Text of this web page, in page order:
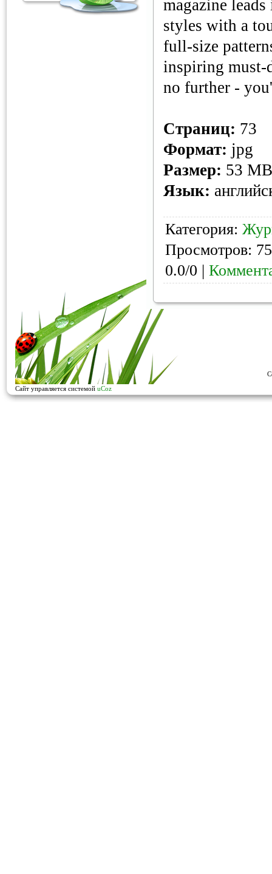
magazine
styles with a
full-size
inspiring must-
no further -
Страниц: 73
Формат: jpg
Размер: 53 MB
Язык:
Категория:
Просмотров:
0.0/0 |
Сайт управляется системой uCoz